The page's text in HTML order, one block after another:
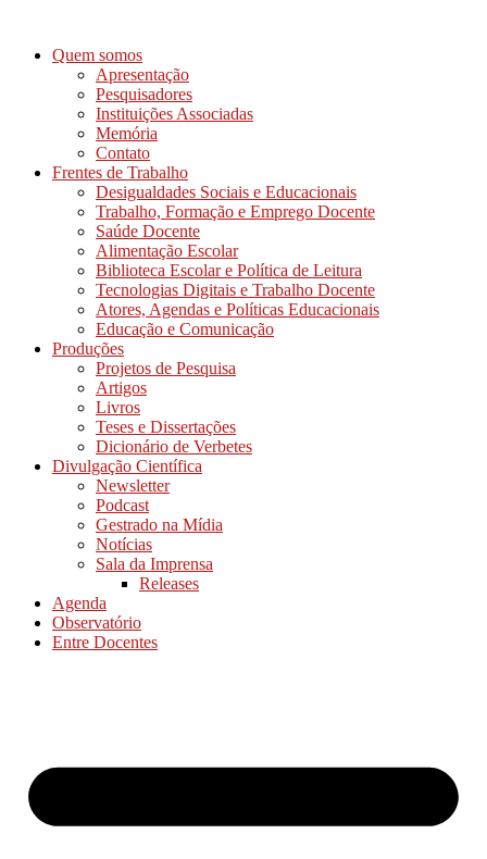
Quem somos
Apresentação
Pesquisadores
Instituições Associadas
Memória
Contato
Frentes de Trabalho
Desigualdades Sociais e Educacionais
Trabalho, Formação e Emprego Docente
Saúde Docente
Alimentação Escolar
Biblioteca Escolar e Política de Leitura
Tecnologias Digitais e Trabalho Docente
Atores, Agendas e Políticas Educacionais
Educação e Comunicação
Produções
Projetos de Pesquisa
Artigos
Livros
Teses e Dissertações
Dicionário de Verbetes
Divulgação Científica
Newsletter
Podcast
Gestrado na Mídia
Notícias
Sala da Imprensa
Releases
Agenda
Observatório
Entre Docentes